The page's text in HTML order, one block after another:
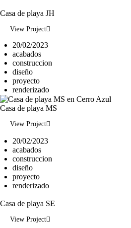
Casa de playa JH
View Project
20/02/2023
acabados
construccion
diseño
proyecto
renderizado
Casa de playa MS
View Project
20/02/2023
acabados
construccion
diseño
proyecto
renderizado
Casa de playa SE
View Project